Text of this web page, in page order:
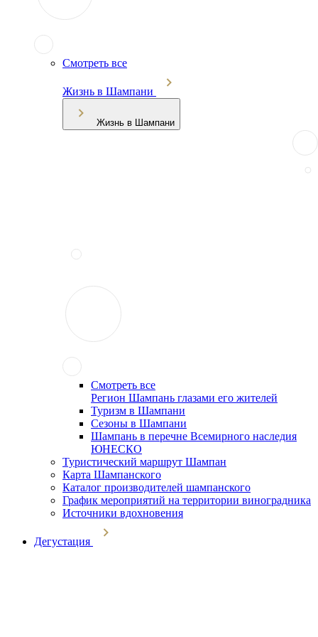
Смотреть все
Жизнь в Шампани
Жизнь в Шампани
Смотреть все
Регион Шампань глазами его жителей
Туризм в Шампани
Сезоны в Шампани
Шампань в перечне Всемирного наследия
ЮНЕСКО
Туристический маршрут Шампан
Карта Шампанского
Каталог производителей шампанского
График мероприятий на территории виноградника
Источники вдохновения
Дегустация